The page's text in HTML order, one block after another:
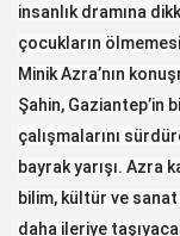
insanlık dramına
çocukların
Minik Azra’nın
Şahin, Gaziantep’in
çalışmalarını
bayrak yarışı. Azra
bilim, kültür ve sanat
daha ileriye